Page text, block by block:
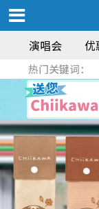
演唱会 优
热门关键词：